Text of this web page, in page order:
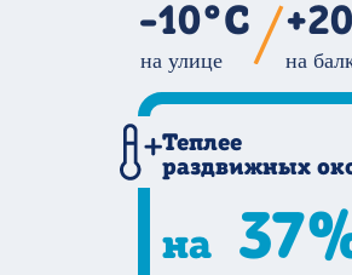
на балконе
Дешевле
пластикового окна
37%
-10°С
на улице на
Теплее
раздвижных
на